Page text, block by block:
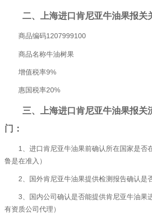
二、上海进口肯尼亚牛油果报关
商品编码1207999100
商品名称牛油树果
增值税率9%
惠国税率20%
三、上海进口肯尼亚牛油果报关
门：
1、进口肯尼亚牛油果前确认所在国家是否
鲁是在准入）
2、国外肯尼亚牛油果提供检测报告确认是
3、国内公司确认是否能提供肯尼亚牛油果
有资质公司代理）